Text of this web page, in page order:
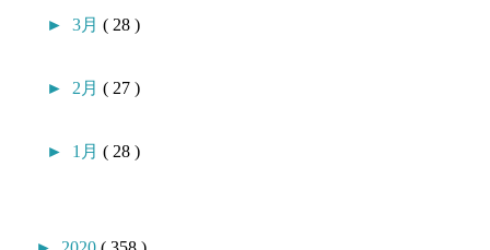
►3月( 28 )
► 2月( 27 )
► 1月( 28 )